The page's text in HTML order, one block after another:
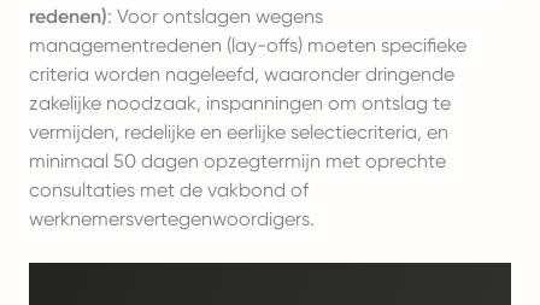
redenen): Voor ontslagen wegens
managementredenen (lay-offs) moeten specifieke
criteria worden nageleefd, waaronder dringende
zakelijke noodzaak, inspanningen om ontslag te
vermijden, redelijke en eerlijke selectiecriteria, en
minimaal 50 dagen opzegtermijn met oprechte
consultaties met de vakbond of
werknemersvertegenwoordigers.